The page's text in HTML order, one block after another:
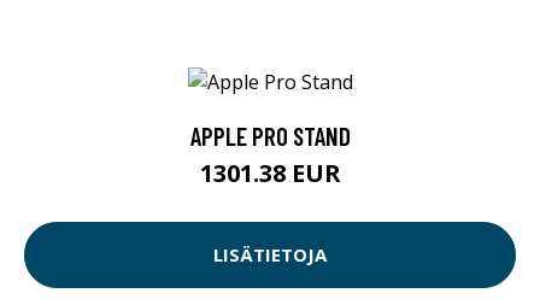
APPLE PRO STAND
1301.38 EUR
LISÄTIETOJA